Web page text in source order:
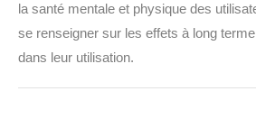
la santé mentale et physique des
se renseigner sur les effets à long
dans leur utilisation.